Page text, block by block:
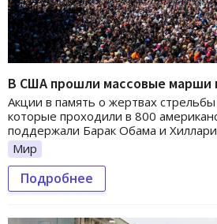
В США прошли массовые марши
Акции в память о жертвах
которые проходили в 800
поддержали Барак Обама и
Мир
Подробнее